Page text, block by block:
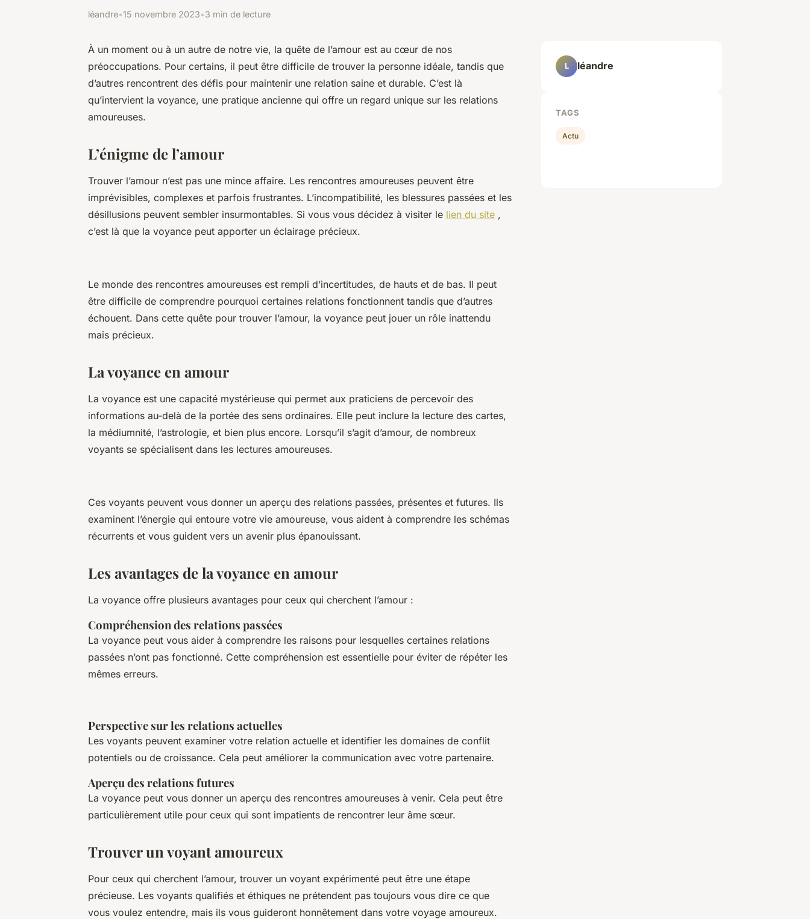
léandre•15 novembre 2023•3 min de lecture
À un moment ou à un autre de notre vie, la quête de l’amour est au cœur de nos
préoccupations. Pour certains, il peut être difficile de trouver la personne idéale, tandis que
d’autres rencontrent des défis pour maintenir une relation saine et durable. C’est là
qu’intervient la voyance, une pratique ancienne qui offre un regard unique sur les relations
amoureuses.
L’énigme de l’amour
Trouver l’amour n’est pas une mince affaire. Les rencontres amoureuses peuvent être
imprévisibles, complexes et parfois frustrantes. L’incompatibilité, les blessures passées et les
désillusions peuvent sembler insurmontables. Si vous vous décidez à visiter le lien du site ,
c’est là que la voyance peut apporter un éclairage précieux.
Le monde des rencontres amoureuses est rempli d’incertitudes, de hauts et de bas. Il peut
être difficile de comprendre pourquoi certaines relations fonctionnent tandis que d’autres
échouent. Dans cette quête pour trouver l’amour, la voyance peut jouer un rôle inattendu
mais précieux.
La voyance en amour
La voyance est une capacité mystérieuse qui permet aux praticiens de percevoir des
informations au-delà de la portée des sens ordinaires. Elle peut inclure la lecture des cartes,
la médiumnité, l’astrologie, et bien plus encore. Lorsqu’il s’agit d’amour, de nombreux
voyants se spécialisent dans les lectures amoureuses.
Ces voyants peuvent vous donner un aperçu des relations passées, présentes et futures. Ils
examinent l’énergie qui entoure votre vie amoureuse, vous aident à comprendre les schémas
récurrents et vous guident vers un avenir plus épanouissant.
Les avantages de la voyance en amour
La voyance offre plusieurs avantages pour ceux qui cherchent l’amour :
Compréhension des relations passées
La voyance peut vous aider à comprendre les raisons pour lesquelles certaines relations
passées n’ont pas fonctionné. Cette compréhension est essentielle pour éviter de répéter les
mêmes erreurs.
Perspective sur les relations actuelles
Les voyants peuvent examiner votre relation actuelle et identifier les domaines de conflit
potentiels ou de croissance. Cela peut améliorer la communication avec votre partenaire.
Aperçu des relations futures
La voyance peut vous donner un aperçu des rencontres amoureuses à venir. Cela peut être
particulièrement utile pour ceux qui sont impatients de rencontrer leur âme sœur.
Trouver un voyant amoureux
Pour ceux qui cherchent l’amour, trouver un voyant expérimenté peut être une étape
précieuse. Les voyants qualifiés et éthiques ne prétendent pas toujours vous dire ce que
vous voulez entendre, mais ils vous guideront honnêtement dans votre voyage amoureux.
L léandre
TAGS
Actu